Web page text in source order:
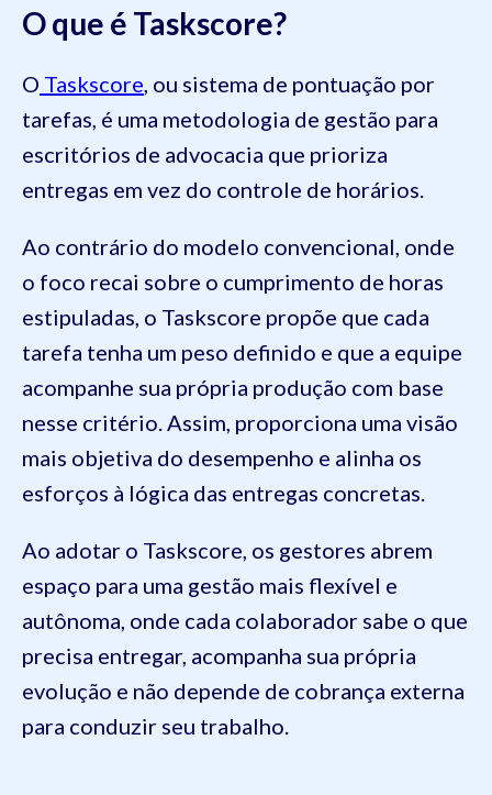
O que é Taskscore?
O Taskscore, ou sistema de pontuação por
tarefas, é uma metodologia de gestão para
escritórios de advocacia que prioriza
entregas em vez do controle de horários.
Ao contrário do modelo convencional, onde
o foco recai sobre o cumprimento de horas
estipuladas, o Taskscore propõe que cada
tarefa tenha um peso definido e que a equipe
acompanhe sua própria produção com base
nesse critério. Assim, proporciona uma visão
mais objetiva do desempenho e alinha os
esforços à lógica das entregas concretas.
Ao adotar o Taskscore, os gestores abrem
espaço para uma gestão mais flexível e
autônoma, onde cada colaborador sabe o que
precisa entregar, acompanha sua própria
evolução e não depende de cobrança externa
para conduzir seu trabalho.